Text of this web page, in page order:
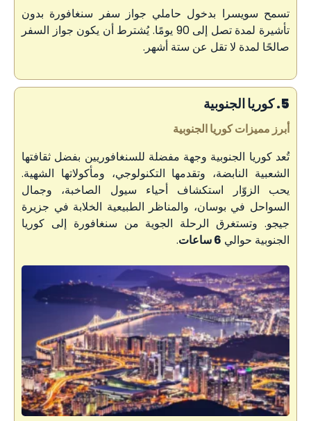
تسمح سويسرا بدخول حاملي جواز سفر سنغافورة بدون
تأشيرة لمدة تصل إلى 90 يومًا. يُشترط أن يكون جواز السفر
صالحًا لمدة لا تقل عن ستة أشهر.
5. كوريا الجنوبية
أبرز مميزات كوريا الجنوبية
تُعد كوريا الجنوبية وجهة مفضلة للسنغافوريين بفضل ثقافتها
الشعبية النابضة، وتقدمها التكنولوجي، ومأكولاتها الشهية.
يحب الزوّار استكشاف أحياء سيول الصاخبة، وجمال
السواحل في بوسان، والمناظر الطبيعية الخلابة في جزيرة
جيجو. وتستغرق الرحلة الجوية من سنغافورة إلى كوريا
الجنوبية حوالي 6 ساعات .